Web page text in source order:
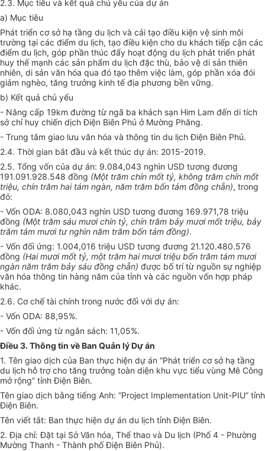
2.3. Mục tiêu và kết quả chủ yếu của dự án
a) Mục tiêu
Phát triển cơ sở hạ tầng du lịch và cải tạo điều kiện vệ sinh môi
trường tại các điểm du lịch, tạo điều kiện cho du khách tiếp cận các
điểm du lịch, góp phần thúc đẩy hoạt động du lịch phát triển phát
huy thế mạnh các sản phẩm du lịch đặc thù, bảo vệ di sản thiên
nhiên, di sản văn hóa qua đó tạo thêm việc làm, góp phần xóa đói
giảm nghèo, tăng trưởng kinh tế địa phương bền vững.
b) Kết quả chủ yếu
- Nâng cấp 19km đường từ ngã ba khách sạn Him Lam đến di tích
sở chỉ huy chiến dịch Điện Biên Phủ ở Mường Phăng.
- Trung tâm giao lưu văn hóa và thông tin du lịch Điện Biên Phủ.
2.4. Thời gian bắt đầu và kết thúc dự án: 2015-2019.
2.5. Tổng vốn của dự án: 9.084,043 nghìn USD tương đương
191.091.928.548 đồng (Một trăm chín mốt tỷ, không trăm chín mốt
triệu, chín trăm hai tám ngàn, năm trăm bốn tám đồng chẵn), trong
đó:
- Vốn ODA: 8.080,043 nghìn USD tương đương 169.971,78 triệu
đồng (Một trăm sáu mươi chín tỷ, chín trăm bảy mươi mốt triệu, bảy
trăm tám mươi tư nghìn năm trăm bốn tám đồng).
- Vốn đối ứng: 1.004,016 triệu USD tương đương 21.120.480.576
đồng (Hai mươi mốt tỷ, một trăm hai mươi triệu bốn trăm tám mươi
ngàn năm trăm bảy sáu đồng chẵn) được bố trí từ nguồn sự nghiệp
văn hóa thông tin hàng năm của tỉnh và các nguồn vốn hợp pháp
khác.
2.6. Cơ chế tài chính trong nước đối với dự án:
- Vốn ODA: 88,95%.
- Vốn đối ứng từ ngân sách: 11,05%.
Điều 3. Thông tin về Ban Quản lý Dự án
1. Tên giao dịch của Ban thực hiện dự án “Phát triển cơ sở hạ tầng
du lịch hỗ trợ cho tăng trưởng toàn diện khu vực tiểu vùng Mê Công
mở rộng” tỉnh Điện Biên.
Tên giao dịch bằng tiếng Anh: “Project Implementation Unit-PIU” tỉnh
Điện Biên.
Tên viết tắt: Ban thực hiện dự án du lịch tỉnh Điện Biên.
2. Địa chỉ: Đặt tại Sở Văn hóa, Thể thao và Du lịch (Phố 4 - Phường
Mường Thanh - Thành phố Điện Biên Phủ).